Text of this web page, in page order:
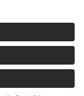
Preis in